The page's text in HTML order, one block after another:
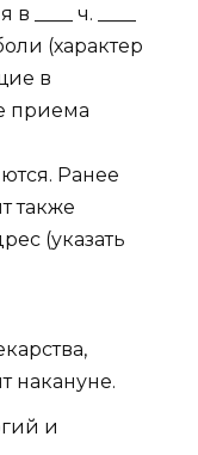
____ ч. ____
(характер
в
приема
Ранее
также
(указать
накануне.
и